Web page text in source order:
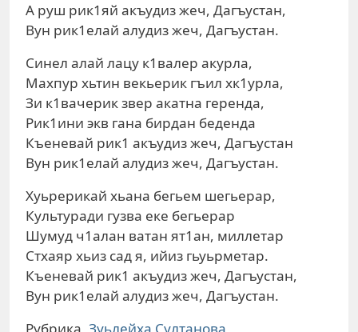
А руш рик1яй акъудиз жеч, Дагъустан,
Вун рик1елай алудиз жеч, Дагъустан.
Синел алай лацу к1валер акурла,
Махпур хьтин векьерик гъил хк1урла,
Зи к1вачерик звер акатна геренда,
Рик1ини экв гана бирдан беденда
Къеневай рик1 акъудиз жеч, Дагъустан
Вун рик1елай алудиз жеч, Дагъустан.
Хуьрерикай хьана бегьем шегьерар,
Культуради гузва еке бегьерар
Шумуд ч1алан ватан ят1ан, миллетар
Стхаяр хьиз сад я, ийиз гьуьрметар.
Къеневай рик1 акъудиз жеч, Дагъустан,
Вун рик1елай алудиз жеч, Дагъустан.